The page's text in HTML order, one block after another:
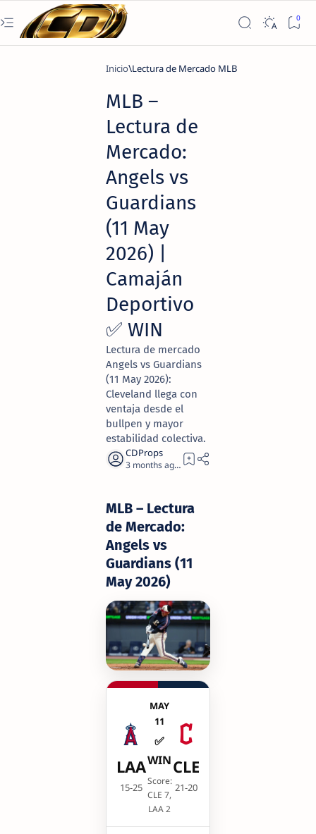
Inicio Lectura de Mercado MLB
MLB –
Lectura de
Mercado:
Angels vs
Guardians
(11 May
2026) |
Camaján
Deportivo
✅ WIN
Lectura de mercado
Angels vs Guardians
(11 May 2026):
Cleveland llega con
ventaja desde el
bullpen y mayor
estabilidad colectiva.
3 months ago 2
MLB – Lectura
de Mercado:
Angels vs
Guardians (11
May 2026)
LAA
15-25
MAY
11
✅
WIN
Score:
CLE 7,
LAA 2
CLE
21-20